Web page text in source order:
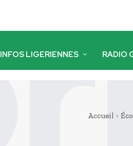
INFOS LIGERIENNES RADIO
Accueil